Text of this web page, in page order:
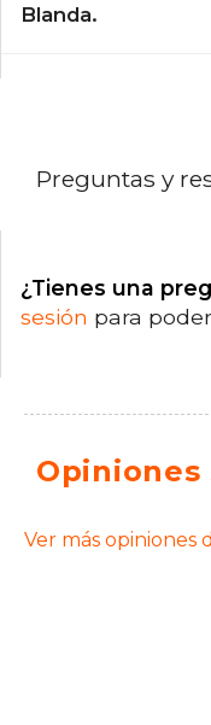
Blanda.
Preguntas y
¿Tienes una
sesión para
Ver más opiniones